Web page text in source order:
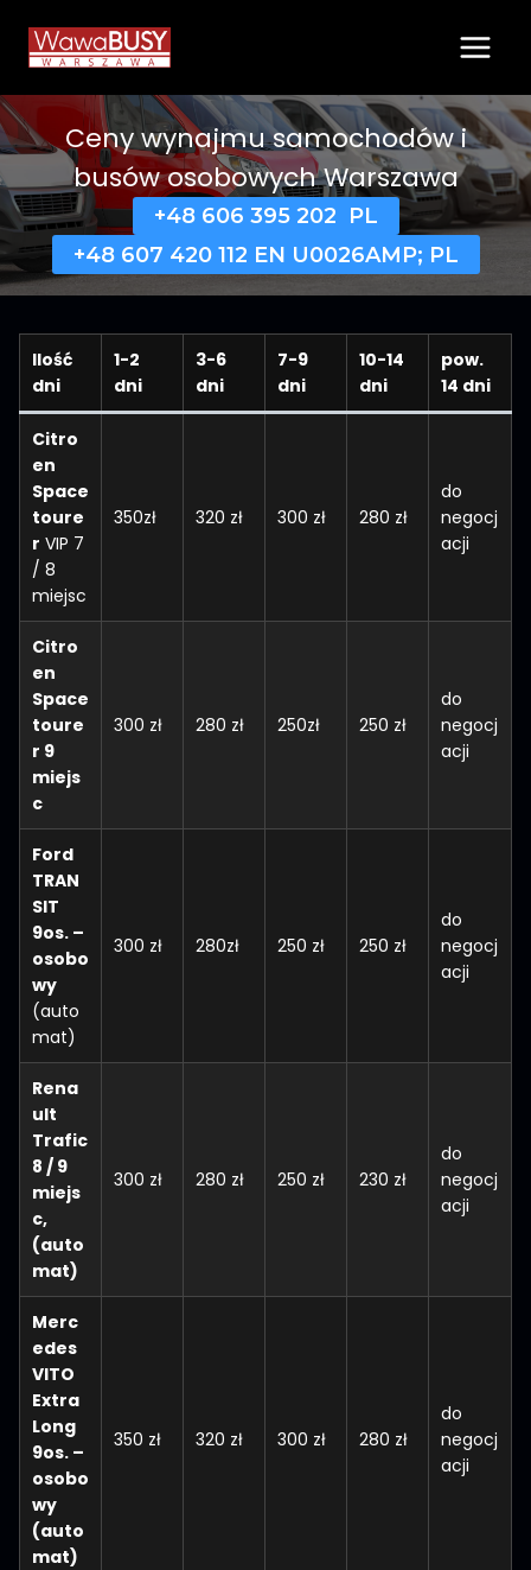
do
treści
Ceny wynajmu samochodów i
busów osobowych Warszawa
+48 606 395 202 PL
+48 607 420 112 EN U0026AMP; PL
Ilość
dni
1-2
dni
3-6
dni
7-9
dni
10-14
dni
pow.
14 dni
Citro
en
Space
toure
r VIP 7
/ 8
miejsc
350zł 320 zł 300 zł 280 zł
do
negocj
acji
Citro
en
Space
toure
r 9
miejs
c
300 zł 280 zł 250zł 250 zł
do
negocj
acji
Ford
TRAN
SIT
9os. –
osobo
wy
(auto
mat)
300 zł 280zł 250 zł 250 zł
do
negocj
acji
Rena
ult
Trafic
8 / 9
miejs
c,
(auto
mat)
300 zł 280 zł 250 zł 230 zł
do
negocj
acji
Merc
edes
VITO
Extra
Long
9os. –
osobo
wy
(auto
mat)
350 zł 320 zł 300 zł 280 zł
do
negocj
acji